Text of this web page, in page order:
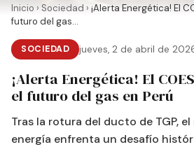
Inicio › Sociedad › ¡Alerta Energética! El
futuro del gas...
SOCIEDAD jueves, 2 de abril de
¡Alerta Energética! El
el futuro del gas en Perú
Tras la rotura del ducto de TGP,
energía enfrenta un desafío